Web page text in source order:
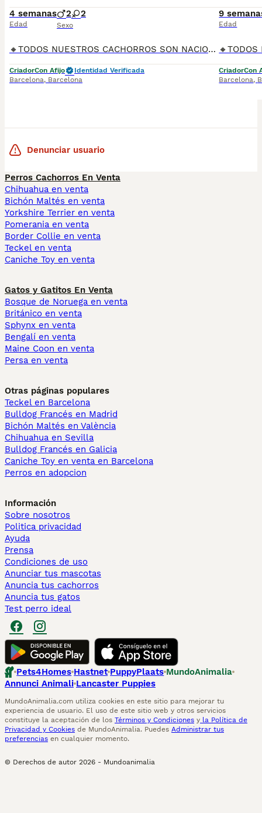
4 semanas
Edad
2 2
Sexo
🔸TODOS NUESTROS CACHORROS SON NACIONALES🔸 Se entregan con sus vacunas, desparasitaciones internas y externas, microchip y su registro, cartilla sanitaria, contrato de garantías, toda su documentac
CriadorCon Afijo
Identidad Verificada
Barcelona, Barcelona
9
Edad
CriadorCon
Barcelona,
Denunciar usuario
Perros Cachorros En Venta
Chihuahua en venta
Bichón Maltés en venta
Yorkshire Terrier en venta
Pomerania en venta
Border Collie en venta
Teckel en venta
Caniche Toy en venta
Gatos y Gatitos En Venta
Bosque de Noruega en venta
Británico en venta
Sphynx en venta
Bengalí en venta
Maine Coon en venta
Persa en venta
Otras páginas populares
Teckel en Barcelona
Bulldog Francés en Madrid
Bichón Maltés en València
Chihuahua en Sevilla
Bulldog Francés en Galicia
Caniche Toy en venta en Barcelona
Perros en adopcion
Información
Sobre nosotros
Politica privacidad
Ayuda
Prensa
Condiciones de uso
Anunciar tus mascotas
Anuncia tus cachorros
Anuncia tus gatos
Test perro ideal
Pets4Homes Hastnet PuppyPlaats MundoAnimalia
Annunci Animali Lancaster Puppies
MundoAnimalia.com utiliza cookies en este sitio para mejorar tu
experiencia de usuario. El uso de este sitio web y otros servicios
constituye la aceptación de los Términos y Condiciones y la Política de
Privacidad y Cookies de MundoAnimalia. Puedes Administrar tus
preferencias en cualquier momento.
© Derechos de autor 2026 - Mundoanimalia